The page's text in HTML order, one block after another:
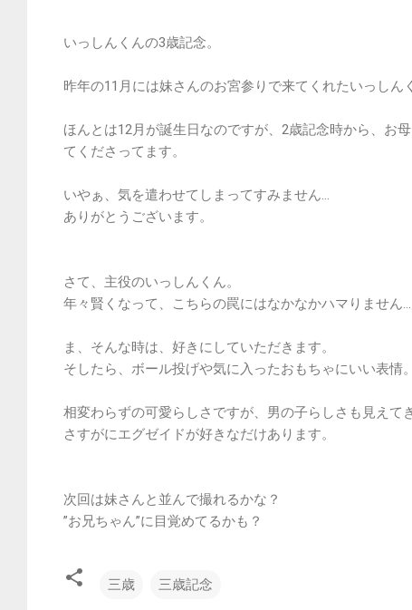
いっしんくんの3歳記念。
昨年の11月には妹さんのお宮参りで来てくれたいっしん
ほんとは12月が誕生日なのですが、2歳記念時から、お
てくださってます。
いやぁ、気を遣わせてしまってすみません…
ありがとうございます。
さて、主役のいっしんくん。
年々賢くなって、こちらの罠にはなかなかハマりません…
ま、そんな時は、好きにしていただきます。
そしたら、ボール投げや気に入ったおもちゃにいい表情。
相変わらずの可愛らしさですが、男の子らしさも見えて
さすがにエグゼイドが好きなだけあります。
次回は妹さんと並んで撮れるかな？
”お兄ちゃん”に目覚めてるかも？
三歳 三歳記念